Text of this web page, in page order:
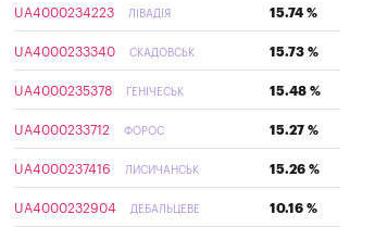
UA4000234223 ЛІВАДІЯ 15.74 %
UA4000233340 СКАДОВСЬК 15.73 %
UA4000235378 ГЕНІЧЕСЬК 15.48 %
UA4000233712 ФОРОС 15.27 %
UA4000237416 ЛИСИЧАНСЬК 15.26 %
UA4000232904 ДЕБАЛЬЦЕВЕ 10.16 %